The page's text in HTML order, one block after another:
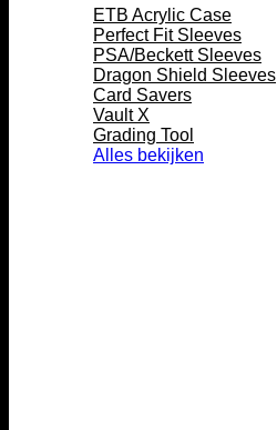
ETB Acrylic Case
Perfect Fit Sleeves
PSA/Beckett Sleeves
Dragon Shield Sleeves
Card Savers
Vault X
Grading Tool
Alles bekijken